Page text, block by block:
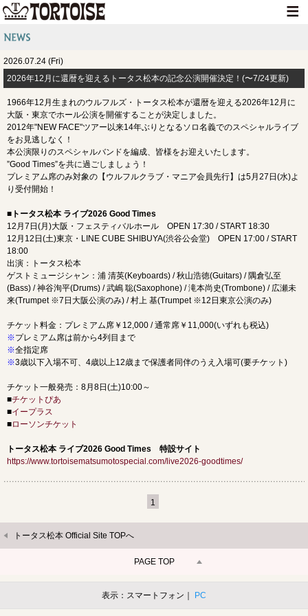
MEDIA INFO
GOODS
DISCOGRAPHY
2026.07.24 (Fri)
2026年12月に還暦を迎えるトータス松本の記念公演開催決定！(〜7/24更新)
1966年12月生まれのウルフルズ・トータス松本が還暦を迎える2026年12月に
大阪・東京でホール公演を開催することが決定しました。
2012年"NEW FACE"ツアー以来14年ぶりとなるソロ名義でのスペシャルライブ
をお見逃しなく！
本公演限りのスペシャルバンドを編成、皆様をお迎えいたします。
”Good Times”を共に過ごしましょう！
プレミアム席のみ対象の【ウルフルクラブ・マニア会員先行】は5月27日(水)よ
り受付開始！
■トータス松本 ライブ2026 Good Times
12月7日(月)大阪・フェスティバルホール OPEN 17:30 / START 18:30
12月12日(土)東京・LINE CUBE SHIBUYA(渋谷公会堂) OPEN 17:00 / START
18:00
出演：トータス松本
ゲストミュージシャン：浦 清英(Keyboards) / 秋山浩徳(Guitars) / 隅倉弘至
(Bass) / 神谷洵平(Drums) / 武嶋 聡(Saxophone) / 滝本尚史(Trombone) / 広瀬未
来(Trumpet ※7日大阪公演のみ) / 村上 基(Trumpet ※12日東京公演のみ)
チケット料金：プレミアム席￥12,000 / 通常席￥11,000(いずれも税込)
※プレミアム席は前から4列目まで
※全指定席
※3歳以下入場不可、4歳以上12歳まで保護者同伴のうえ入場可(要チケット)
チケット一般発売：8月8日(土)10:00～
■チケットぴあ
■イープラス
■ローソンチケット
トータス松本 ライブ2026 Good Times 特設サイト
https://www.tortoisematsumotospecial.com/live2026-goodtimes/
1
トータス松本 Official Site TOPへ
PAGE TOP
表示：スマートフォン｜ PC